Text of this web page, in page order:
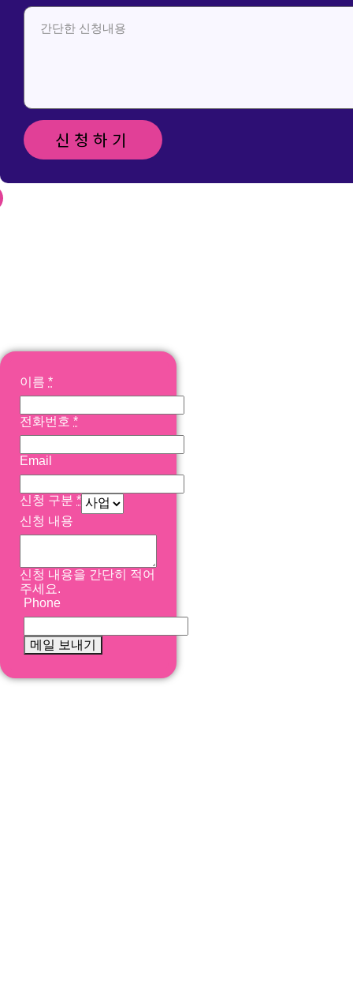
신청하기
이름 *
전화번호 *
Email
신청 구분 *
신청 내용
신청 내용을 간단히 적어
주세요.
Phone
메일 보내기